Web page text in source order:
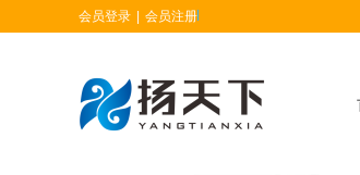
会员登录 会员注册